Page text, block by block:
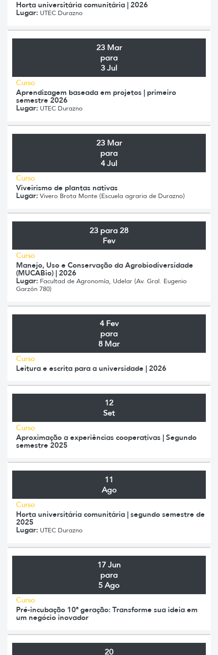
Horta universitária comunitária | 2026
Lugar: UTEC Durazno
23 Mar
para
3 Jul
Curso
Aprendizagem baseada em projetos | primeiro
semestre 2026
Lugar: UTEC Durazno
23 Mar
para
4 Jul
Curso
Viveirismo de plantas nativas
Lugar: Vivero Brota Monte (Escuela agraria de Durazno)
23 para 28
Fev
Curso
Manejo, Uso e Conservação da Agrobiodiversidade
(MUCABio) | 2026
Lugar: Facultad de Agronomía, Udelar (Av. Gral. Eugenio
Garzón 780)
4 Fev
para
8 Mar
Curso
Leitura e escrita para a universidade | 2026
12
Set
Curso
Aproximação a experiências cooperativas | Segundo
semestre 2025
11
Ago
Curso
Horta universitária comunitária | segundo semestre de
2025
Lugar: UTEC Durazno
17 Jun
para
5 Ago
Curso
Pré-incubação 10ª geração: Transforme sua ideia em
um negócio inovador
20